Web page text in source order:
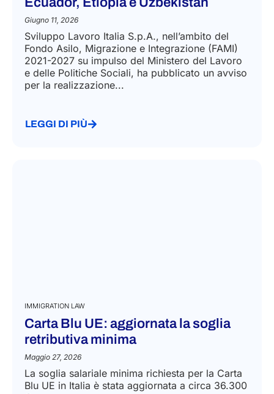
Giugno 11, 2026
Sviluppo Lavoro Italia S.p.A., nell’ambito del
Fondo Asilo, Migrazione e Integrazione (FAMI)
2021-2027 su impulso del Ministero del Lavoro
e delle Politiche Sociali, ha pubblicato un avviso
per la realizzazione...
LEGGI DI PIÙ
IMMIGRATION LAW
Carta Blu UE: aggiornata la soglia
retributiva minima
Maggio 27, 2026
La soglia salariale minima richiesta per la Carta
Blu UE in Italia è stata aggiornata a circa 36.300